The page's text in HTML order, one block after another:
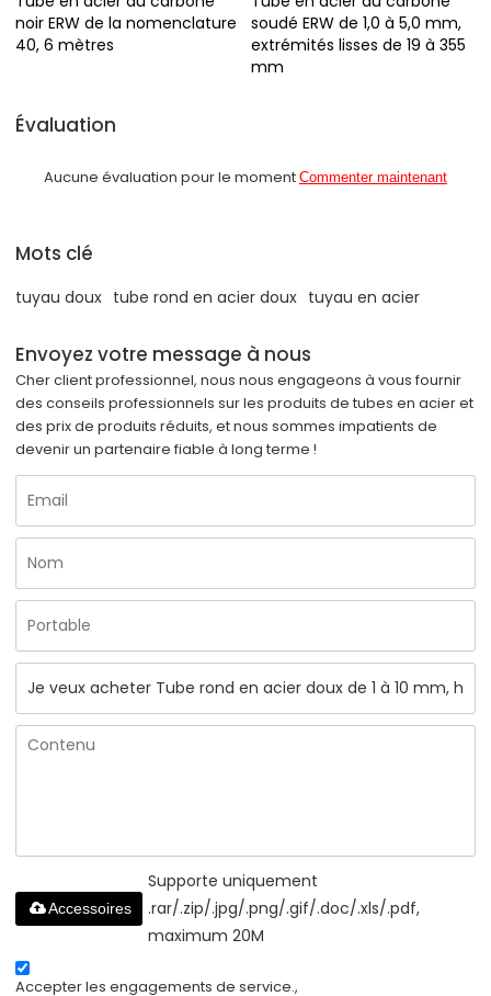
noir ERW de la nomenclature
40, 6 mètres
soudé ERW de 1,0 à 5,0 mm,
extrémités lisses de 19 à 355
mm
Évaluation
Aucune évaluation pour le moment Commenter maintenant
Mots clé
tuyau doux tube rond en acier doux tuyau en acier
Envoyez votre message à nous
Cher client professionnel, nous nous engageons à vous fournir
des conseils professionnels sur les produits de tubes en acier et
des prix de produits réduits, et nous sommes impatients de
devenir un partenaire fiable à long terme !
Supporte uniquement
.rar/.zip/.jpg/.png/.gif/.doc/.xls/.pdf,
maximum 20M
Accessoires
Accepter les engagements de service.,